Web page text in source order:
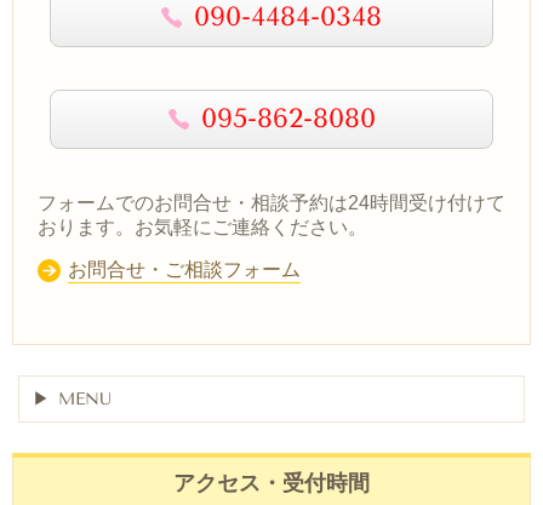
090-4484-0348
095-862-8080
フォームでのお問合せ・相談予約は24時間受け付けて
おります。お気軽にご連絡ください。
お問合せ・ご相談フォーム
MENU
アクセス・受付時間